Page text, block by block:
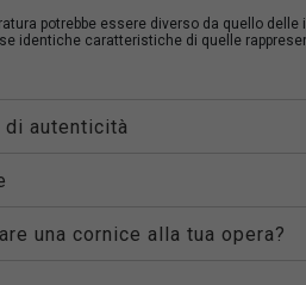
potrebbe essere diverso da quello
identiche caratteristiche di quelle
autenticità
una cornice alla tua opera?